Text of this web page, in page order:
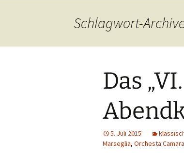
ÜBERBLICK und
Schlagwort-
Das
5. Juli 2015
Marseglia, Orchesta Camara